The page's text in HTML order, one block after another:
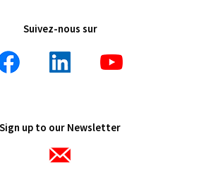
Suivez-nous sur
Sign up to our Newsletter